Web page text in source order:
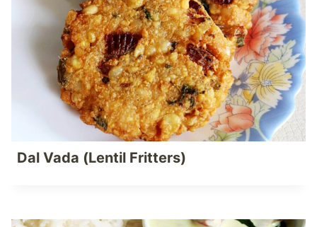
Dal Vada (Lentil Fritters)